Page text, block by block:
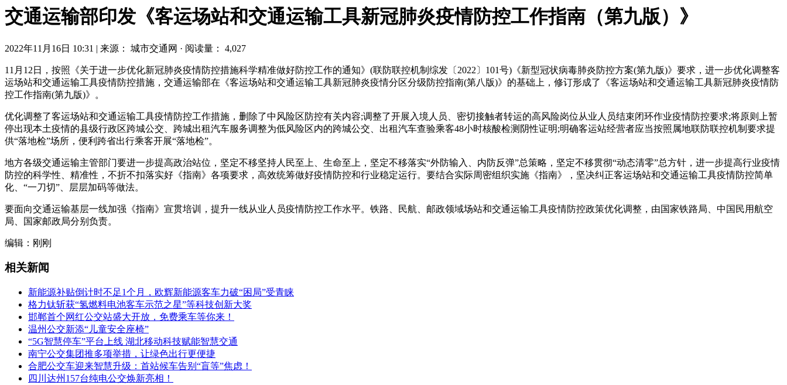
交通运输部印发《客运场站和交通运输工具新冠肺炎疫情防控工作指南（第九版）》
2022年11月16日 10:31 | 来源： 城市交通网 · 阅读量： 4,027
11月12日，按照《关于进一步优化新冠肺炎疫情防控措施科学精准做好防控工作的通知》(联防联控机制综发〔2022〕101号)《新型冠状病毒肺炎防控方案(第九版)》要求，进一步优化调整客
运场站和交通运输工具疫情防控措施，交通运输部在《客运场站和交通运输工具新冠肺炎疫情分区分级防控指南(第八版)》的基础上，修订形成了《客运场站和交通运输工具新冠肺炎疫情防
控工作指南(第九版)》。
优化调整了客运场站和交通运输工具疫情防控工作措施，删除了中风险区防控有关内容;调整了开展入境人员、密切接触者转运的高风险岗位从业人员结束闭环作业疫情防控要求;将原则上暂
停出现本土疫情的县级行政区跨城公交、跨城出租汽车服务调整为低风险区内的跨城公交、出租汽车查验乘客48小时核酸检测阴性证明;明确客运站经营者应当按照属地联防联控机制要求提
供“落地检”场所，便利跨省出行乘客开展“落地检”。
地方各级交通运输主管部门要进一步提高政治站位，坚定不移坚持人民至上、生命至上，坚定不移落实“外防输入、内防反弹”总策略，坚定不移贯彻“动态清零”总方针，进一步提高行业疫情
防控的科学性、精准性，不折不扣落实好《指南》各项要求，高效统筹做好疫情防控和行业稳定运行。要结合实际周密组织实施《指南》，坚决纠正客运场站和交通运输工具疫情防控简单
化、“一刀切”、层层加码等做法。
要面向交通运输基层一线加强《指南》宣贯培训，提升一线从业人员疫情防控工作水平。铁路、民航、邮政领域场站和交通运输工具疫情防控政策优化调整，由国家铁路局、中国民用航空
局、国家邮政局分别负责。
编辑：刚刚
相关新闻
新能源补贴倒计时不足1个月，欧辉新能源客车力破“困局”受青睐
格力钛斩获“氢燃料电池客车示范之星”等科技创新大奖
邯郸首个网红公交站盛大开放，免费乘车等你来！
温州公交新添“儿童安全座椅”
“5G智慧停车”平台上线 湖北移动科技赋能智慧交通
南宁公交集团推多项举措，让绿色出行更便捷
合肥公交车迎来智慧升级：首站候车告别“盲等”焦虑！
四川达州157台纯电公交焕新亮相！